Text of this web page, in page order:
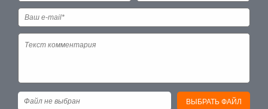
ВЫБРАТЬ ФАЙЛ
Файл не выбран